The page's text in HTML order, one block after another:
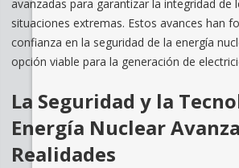
avanzadas para garantizar la integridad de
situaciones extremas. Estos avances han
confianza en la seguridad de la energía
opción viable para la generación de
La Seguridad y la
Energía Nuclear
Realidades